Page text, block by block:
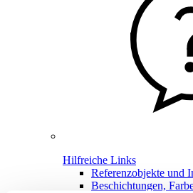
Hilfreiche Links
Referenzobjekte und
Beschichtungen,